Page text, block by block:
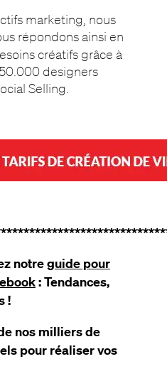
marketing, nous
répondons ainsi en
créatifs grâce à
designers
Selling.
notreguide pour
: Tendances,
!
nos milliers de
pour réaliser vos